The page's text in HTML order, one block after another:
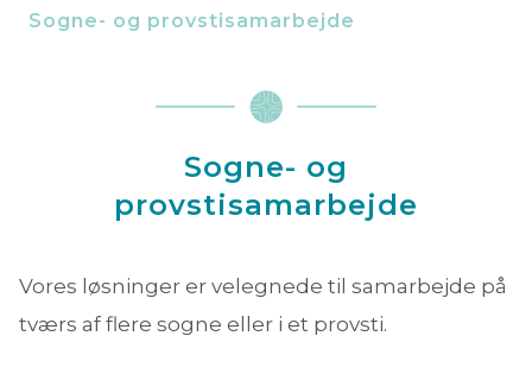
Sogne- og provstisamarbejde
Sogne- og
provstisamarbejde
Vores løsninger er velegnede til samarbejde på
tværs af flere sogne eller i et provsti.